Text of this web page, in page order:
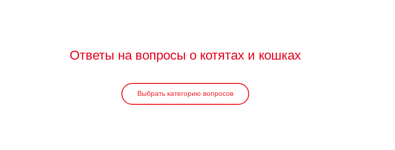
Ответы на вопросы о котятах и кошках
Выбрать категорию вопросов